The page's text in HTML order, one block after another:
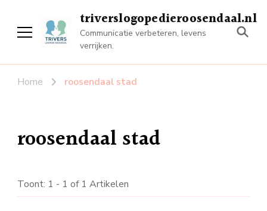
triverslogopedieroosendaal.nl
Communicatie verbeteren, levens
verrijken.
Home roosendaal stad
roosendaal stad
Toont: 1 - 1 of 1 Artikelen